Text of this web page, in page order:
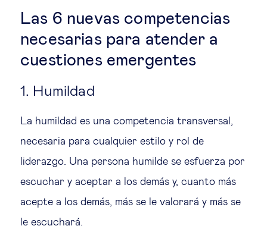
Las 6 nuevas competencias
necesarias para atender a
cuestiones emergentes
1. Humildad
La humildad es una competencia transversal,
necesaria para cualquier estilo y rol de
liderazgo. Una persona humilde se esfuerza por
escuchar y aceptar a los demás y, cuanto más
acepte a los demás, más se le valorará y más se
le escuchará.